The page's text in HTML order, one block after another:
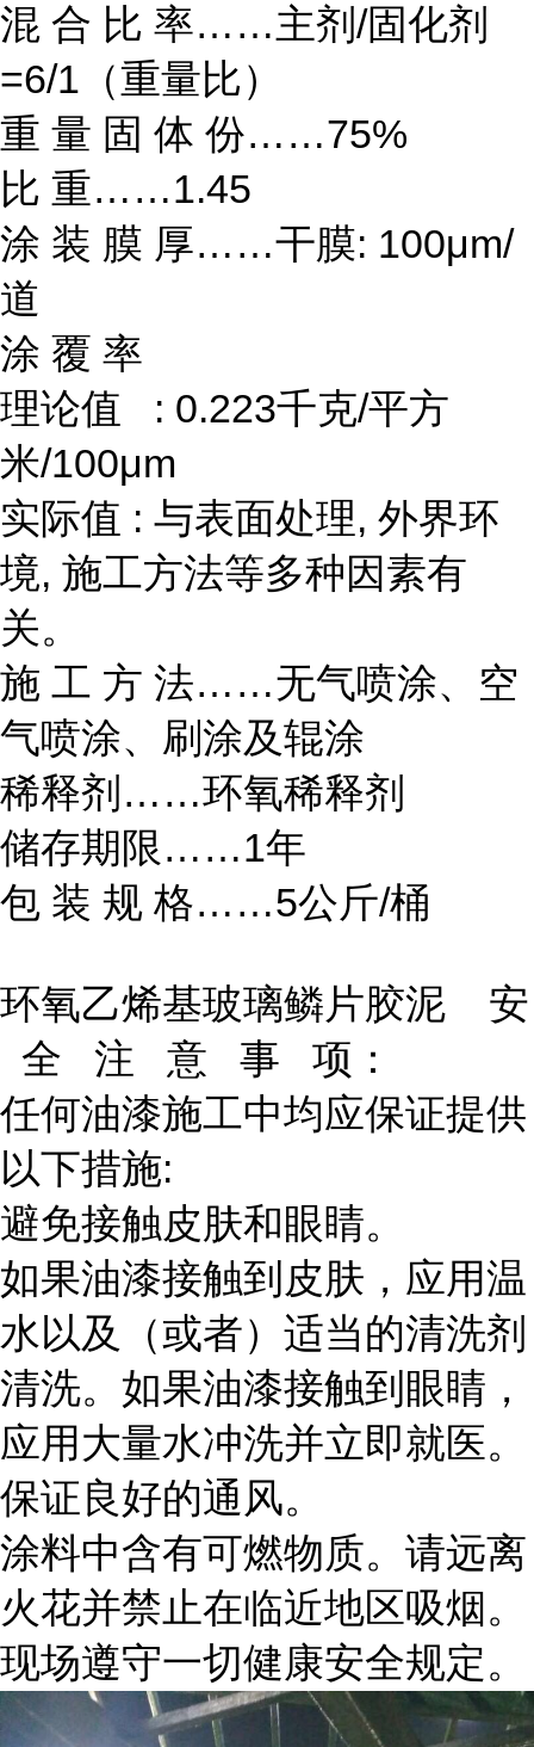
混 合 比 率……主剂/固化剂
=6/1（重量比）
重 量 固 体 份……75%
比 重……1.45
涂 装 膜 厚……干膜: 100μm/
道
涂 覆 率
理论值 : 0.223千克/平方
米/100μm
实际值 : 与表面处理, 外界环
境, 施工方法等多种因素有
关。
施 工 方 法……无气喷涂、空
气喷涂、刷涂及辊涂
稀释剂……环氧稀释剂
储存期限……1年
包 装 规 格……5公斤/桶
环氧乙烯基玻璃鳞片胶泥 安
全 注 意 事 项：
任何油漆施工中均应保证提供
以下措施:
避免接触皮肤和眼睛。
如果油漆接触到皮肤，应用温
水以及（或者）适当的清洗剂
清洗。如果油漆接触到眼睛，
应用大量水冲洗并立即就医。
保证良好的通风。
涂料中含有可燃物质。请远离
火花并禁止在临近地区吸烟。
现场遵守一切健康安全规定。